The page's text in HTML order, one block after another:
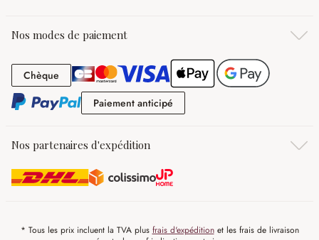
Nos modes de paiement
Chèque Chèque
Paiement anticipé
Nos partenaires d'expédition
* Tous les prix incluent la TVA plus frais d'expéditionet les frais de livraison